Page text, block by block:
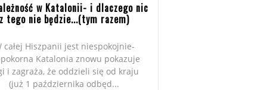
w Katalonii- i dlaczego nic
z tego nie będzie...(tym razem)
całej Hiszpanii jest niespokojnie-
Katalonia znowu pokazuje
i zagraża, że oddzieli się od kraju
(już 1 października odbęd...